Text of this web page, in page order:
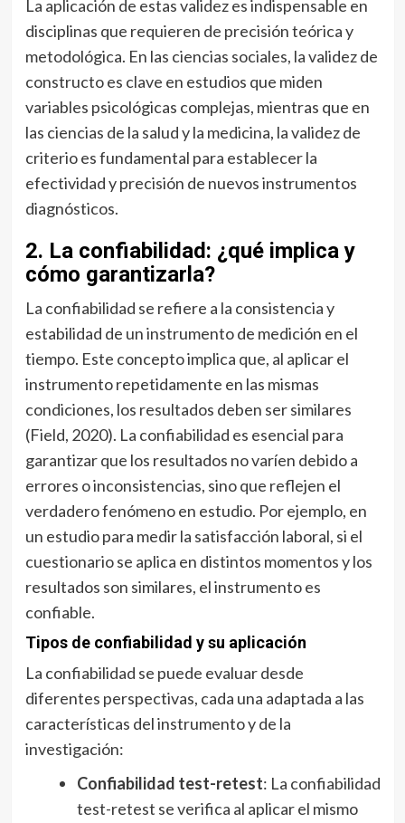
La aplicación de estas validez es indispensable en
disciplinas que requieren de precisión teórica y
metodológica. En las ciencias sociales, la validez de
constructo es clave en estudios que miden
variables psicológicas complejas, mientras que en
las ciencias de la salud y la medicina, la validez de
criterio es fundamental para establecer la
efectividad y precisión de nuevos instrumentos
diagnósticos.
2. La confiabilidad: ¿qué implica y
cómo garantizarla?
La confiabilidad se refiere a la consistencia y
estabilidad de un instrumento de medición en el
tiempo. Este concepto implica que, al aplicar el
instrumento repetidamente en las mismas
condiciones, los resultados deben ser similares
(Field, 2020). La confiabilidad es esencial para
garantizar que los resultados no varíen debido a
errores o inconsistencias, sino que reflejen el
verdadero fenómeno en estudio. Por ejemplo, en
un estudio para medir la satisfacción laboral, si el
cuestionario se aplica en distintos momentos y los
resultados son similares, el instrumento es
confiable.
Tipos de confiabilidad y su aplicación
La confiabilidad se puede evaluar desde
diferentes perspectivas, cada una adaptada a las
características del instrumento y de la
investigación:
Confiabilidad test-retest: La confiabilidad
test-retest se verifica al aplicar el mismo